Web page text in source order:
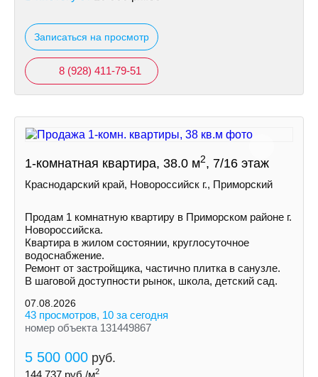
Записаться на просмотр
8 (928) 411-79-51
1-комнатная квартира, 38.0 м2, 7/16 этаж
Краснодарский край, Новороссийск г., Приморский
Продам 1 комнатную квартиру в Приморском районе г.
Новороссийска.
Квартира в жилом состоянии, круглосуточное
водоснабжение.
Ремонт от застройщика, частично плитка в санузле.
В шаговой доступности рынок, школа, детский сад.
07.08.2026
43 просмотров, 10 за сегодня
номер объекта 131449867
5 500 000 руб.
144 737 руб./м2